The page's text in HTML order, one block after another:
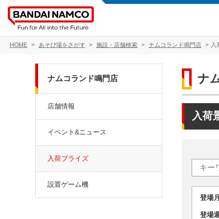
HOME あそび場をさがす 施設・店舗検索 ナムコランド鳴門店 入
ナ
入荷
登
登
ナムコランド鳴門店
店舗情報
イベント&ニュース
入荷プライズ
設置ゲーム機